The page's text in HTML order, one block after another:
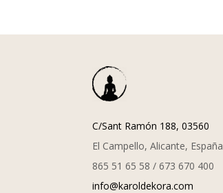
C/Sant Ramón 188, 03560
El Campello, Alicante, España
865 51 65 58 / 673 670 400
info@karoldekora.com